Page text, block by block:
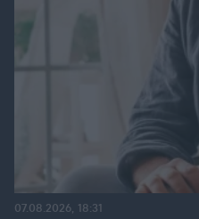
07.08.2026, 18:31